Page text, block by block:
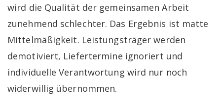
wird die Qualität der gemeinsamen Arbeit
zunehmend schlechter. Das Ergebnis ist matte
Mittelmäßigkeit. Leistungsträger werden
demotiviert, Liefertermine ignoriert und
individuelle Verantwortung wird nur noch
widerwillig übernommen.